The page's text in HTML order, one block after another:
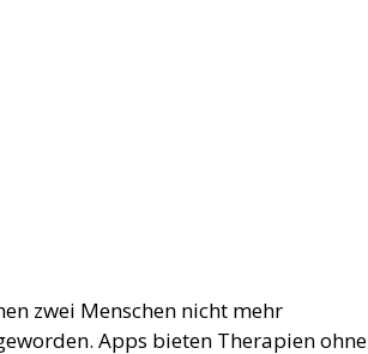
zwei Menschen nicht mehr
Apps bieten Therapien ohne